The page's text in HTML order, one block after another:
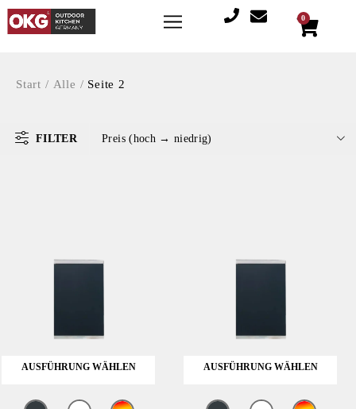
0
Start / Alle / Seite 2
FILTER Preis (hoch → niedrig)
AUSFÜHRUNG WÄHLEN AUSFÜHRUNG WÄHLEN